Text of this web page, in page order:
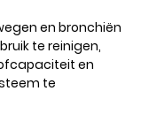
en bronchiën
te reinigen,
en
te